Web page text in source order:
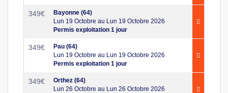
349€
Bayonne (64)
Lun 19 Octobre au Lun 19 Octobre 2026
Permis exploitation 1 jour
349€
Pau (64)
Lun 19 Octobre au Lun 19 Octobre 2026
Permis exploitation 1 jour
349€
Orthez (64)
Lun 26 Octobre au Lun 26 Octobre 2026